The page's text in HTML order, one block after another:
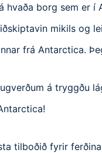
hvaða borg sem er í
mikils og
frá Antarctica.
á tryggðu
tilboðið fyrir